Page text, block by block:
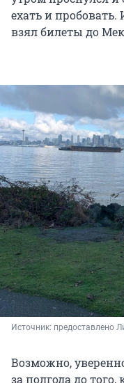
ехать и пробовать.
взял билеты до
Источник: предоставлено
Возможно,
за полгода до